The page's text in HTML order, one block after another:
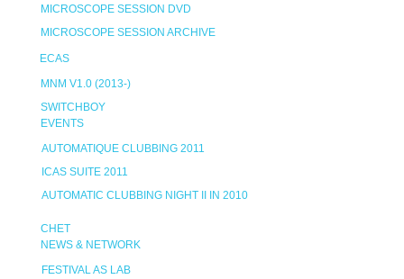
MICROSCOPE SESSION DVD
MICROSCOPE SESSION ARCHIVE
ECAS
MNM V1.0 (2013-)
SWITCHBOY
EVENTS
AUTOMATIQUE CLUBBING 2011
ICAS SUITE 2011
AUTOMATIC CLUBBING NIGHT II IN 2010
CHET
NEWS & NETWORK
FESTIVAL AS LAB